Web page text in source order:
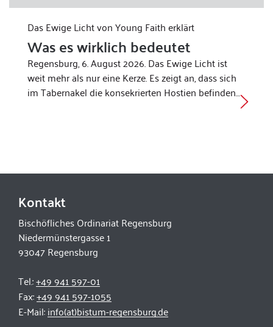
Das Ewige Licht von Young Faith erklärt
Was es wirklich bedeutet
Regensburg, 6. August 2026. Das Ewige Licht ist
weit mehr als nur eine Kerze. Es zeigt an, dass sich
im Tabernakel die konsekrierten Hostien befinden…
Kontakt
Bischöfliches Ordinariat Regensburg
Niedermünstergasse 1
93047 Regensburg
Tel.:+49 941 597-01
Fax:+49 941 597-1055
E-Mail:info(at)bistum-regensburg.de